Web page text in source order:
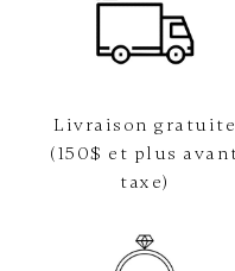
Livraison gratuite
(150$ et plus
taxe)